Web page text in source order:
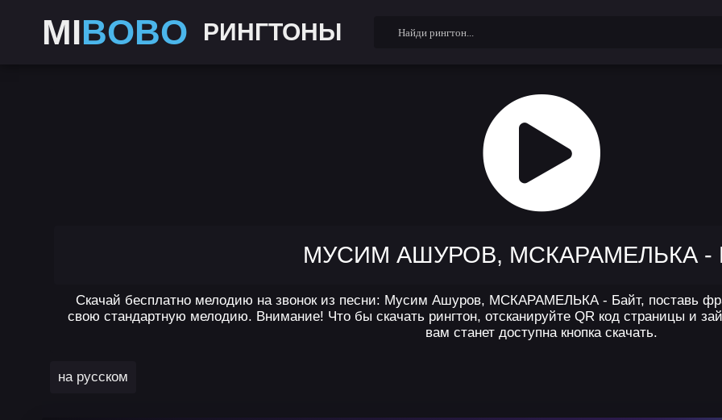
MIBOBO РИНГТОНЫ
МУСИМ АШУРОВ, МСКАРАМЕЛЬКА -
Скачай бесплатно мелодию на звонок из песни: Мусим Ашуров, МСКАРАМЕЛЬКА - Байт, поставь
свою стандартную мелодию. Внимание! Что бы скачать рингтон, отсканируйте QR код страницы и
вам станет доступна кнопка скачать.
на русском